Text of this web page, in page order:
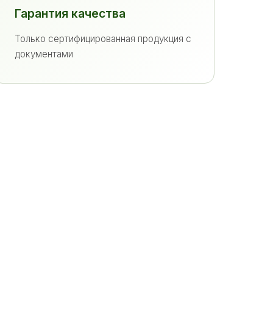
Гарантия качества
Только сертифицированная продукция с
документами